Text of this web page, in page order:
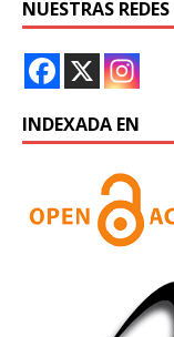
NUESTRAS REDES
INDEXADA EN